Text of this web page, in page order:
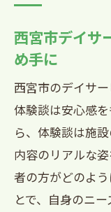
足ポイ
安心できる
西宮市
視点とは
利用者
の安心
西宮市デイサ
め手に
西宮市のデイサ
体験談は安心感
ら、体験談は施
内容のリアルな
者の方がどのよ
とで、自身のニ